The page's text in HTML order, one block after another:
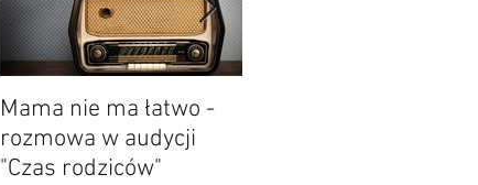
Mama nie ma łatwo -
rozmowa w audycji
"Czas rodziców"